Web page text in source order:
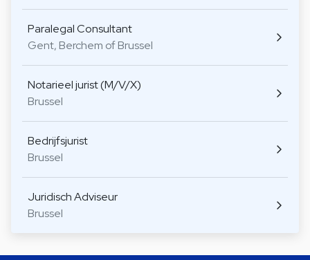
Paralegal Consultant
Gent, Berchem of Brussel
Notarieel jurist (M/V/X)
Brussel
Bedrijfsjurist
Brussel
Juridisch Adviseur
Brussel